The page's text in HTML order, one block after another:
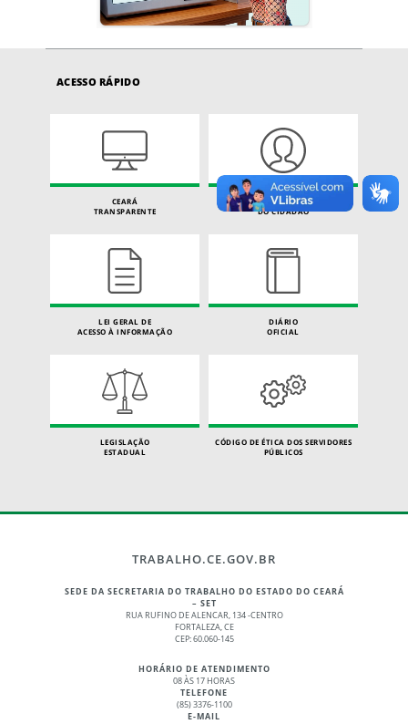
ACESSO RÁPIDO
CEARÁ
TRANSPARENTE
CARTA DE SERVIÇOS
DO CIDADÃO
LEI GERAL DE
ACESSO À INFORMAÇÃO
DIÁRIO
OFICIAL
LEGISLAÇÃO
ESTADUAL
CÓDIGO DE ÉTICA DOS SERVIDORES
PÚBLICOS
TRABALHO.CE.GOV.BR
SEDE DA SECRETARIA DO TRABALHO DO ESTADO DO CEARÁ
– SET
RUA RUFINO DE ALENCAR, 134 -CENTRO
FORTALEZA, CE
CEP: 60.060-145
HORÁRIO DE ATENDIMENTO
08 ÀS 17 HORAS
TELEFONE
(85) 3376-1100
E-MAIL